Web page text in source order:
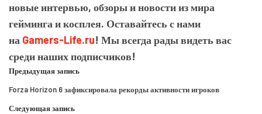
новые интервью, обзоры и новости из мира
гейминга и косплея. Оставайтесь с нами
на Gamers-Life.ru! Мы всегда рады видеть вас
среди наших подписчиков!
Предыдущая запись
Forza Horizon 6 зафиксировала рекорды активности игроков
Следующая запись